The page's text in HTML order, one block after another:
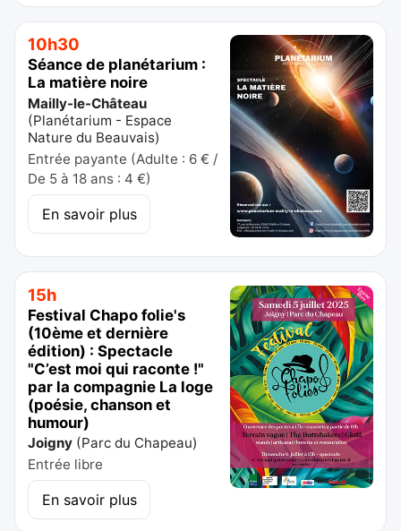
10h30
Séance de planétarium :
La matière noire
Mailly-le-Château
(Planétarium - Espace
Nature du Beauvais)
Entrée payante (Adulte : 6 € /
De 5 à 18 ans : 4 €)
En savoir plus
15h
Festival Chapo folie's
(10ème et dernière
édition) : Spectacle
"C’est moi qui raconte !"
par la compagnie La loge
(poésie, chanson et
humour)
Joigny (Parc du Chapeau)
Entrée libre
En savoir plus